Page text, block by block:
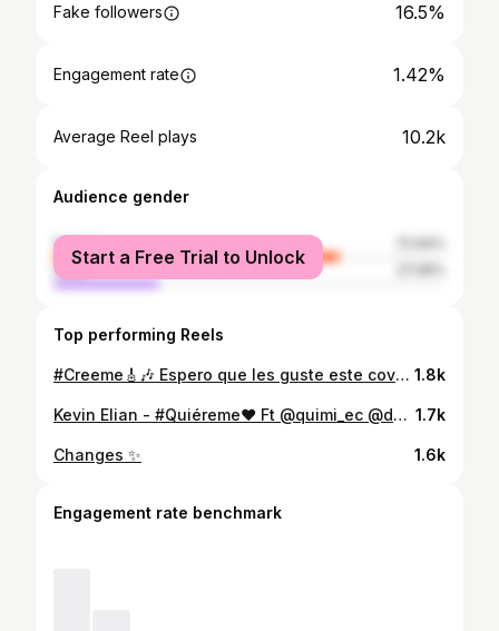
Fake followers 16.5%
Engagement rate 1.42%
Average Reel plays 10.2k
Audience gender
female
male
Start a Free Trial to Unlock
Top performing Reels
#Creeme🎸🎶 Espero que les guste este cover que hicimos junto con @solangegomez33 ❤ @maluma @karolg •📽 @dmcilla @sasa.ec @lcastillooficial - - - @shakalenelbeat @bullnene @ecuacover 1.8k
Kevin Elian - #Quiéreme❤️ Ft @quimi_ec @daboinmusica @anthonyelsoniko /Disponible ya en mi canal de YouTube🙌🏻‼️ Link en mi Perfil🔥 Espero que les guste está nueva propuesta mi gente gracias por el apoyo que siempre le han dado a mi carrera se viene un 2020 lleno de musica📀 . . •Gracias al apoyo y trabajo de @chinodirector @dmcilla @sasa.ec @isma.visual 🎥 Logramos realizar este Video Clip, gracias a @camvlez 👑 por aceptar la invitación como protagonista del video •ProdM: 🎹 @anthonyelsoniko @laureanosanchez . #ecuador #machala #music #reggeaton #dancehall #pop #venzuela #colombia #peru #chile #youtube 1.7k
Changes ✨ 1.6k
Engagement rate benchmark